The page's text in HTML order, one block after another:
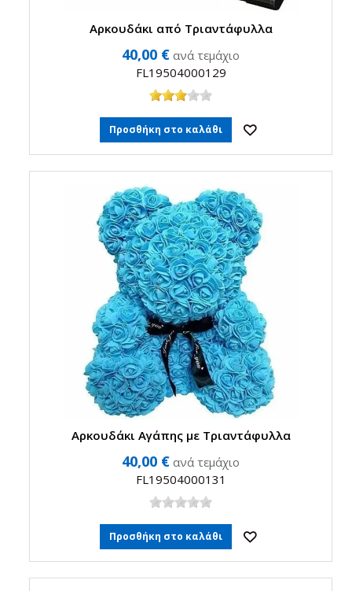
Αρκουδάκι από Τριαντάφυλλα
40,00 € ανά τεμάχιο
FL19504000129
Προσθήκη στο καλάθι
Αρκουδάκι Αγάπης με Τριαντάφυλλα
40,00 € ανά τεμάχιο
FL19504000131
Προσθήκη στο καλάθι